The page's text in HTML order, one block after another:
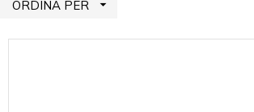
ORDINA PER 